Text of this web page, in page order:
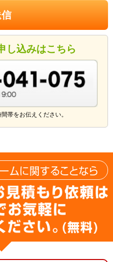
し込みはこちら
帯をお伝えください。